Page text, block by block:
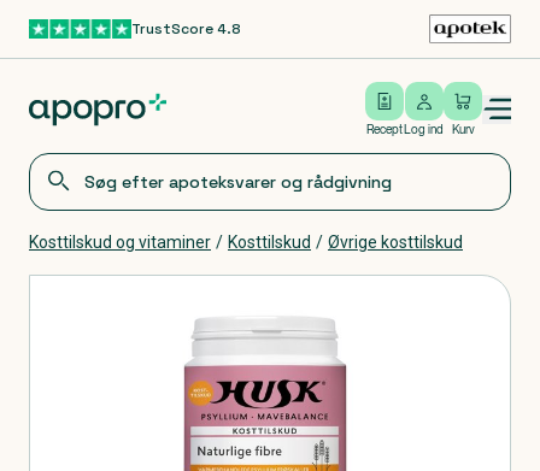
Gå til hovedindholdTrustScore 4.8
Recept
Log ind
Log ind Kurv
Open/close menu
Kosttilskud og vitaminer / Kosttilskud / Øvrige kosttilskud